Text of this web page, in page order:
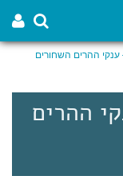
ענקי ההרים השחורים
ההרים